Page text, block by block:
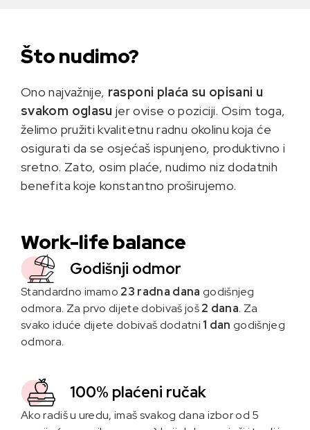
Što nudimo?
Ono najvažnije, rasponi plaća su opisani u
svakom oglasu jer ovise o poziciji. Osim toga,
želimo pružiti kvalitetnu radnu okolinu koja će
osigurati da se osjećaš ispunjeno, produktivno i
sretno. Zato, osim plaće, nudimo niz dodatnih
benefita koje konstantno proširujemo.
Work-life balance
Godišnji odmor
Standardno imamo 23 radna dana godišnjeg
odmora. Za prvo dijete dobivaš još2 dana. Za
svako iduće dijete dobivaš dodatni 1 dan godišnjeg
odmora.
100% plaćeni ručak
Ako radiš u uredu, imaš svakog dana izbor od 5